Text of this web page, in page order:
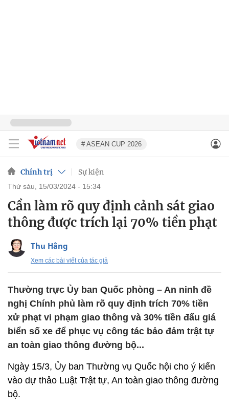
# ASEAN CUP 2026
Chính trị Sự kiện
thứ sáu, 15/03/2024 - 15:34
Cần làm rõ quy định cảnh sát giao
thông được trích lại 70% tiền phạt
Thu Hằng
Xem các bài viết của tác giả
Thường trực Ủy ban Quốc phòng – An ninh đề
nghị Chính phủ làm rõ quy định trích 70% tiền
xử phạt vi phạm giao thông và 30% tiền đấu giá
biển số xe để phục vụ công tác bảo đảm trật tự
an toàn giao thông đường bộ...
Ngày 15/3, Ủy ban Thường vụ Quốc hội cho ý kiến
vào dự thảo Luật Trật tự, An toàn giao thông đường
bộ.